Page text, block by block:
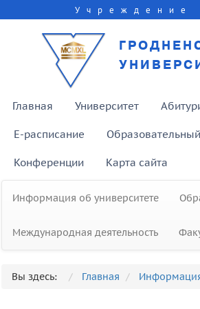
Учреждение
Главная Университет
E-расписание
Конференции Карта сайта
Информация об университете
Международная деятельность
Вы здесь: Главная